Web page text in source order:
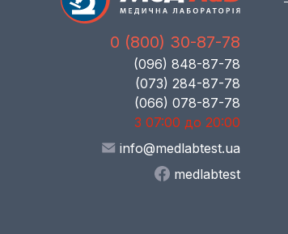
0 (800) 30-87-78
(096) 848-87-78
(073) 284-87-78
(066) 078-87-78
З 07:00 до 20:00
info@medlabtest.ua
medlabtest